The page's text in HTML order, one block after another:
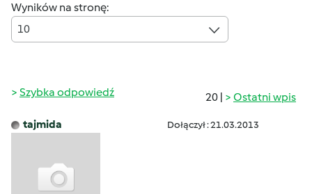
Wyników na stronę:
10
20 | Ostatni wpis
Szybka odpowiedź
tajmida Dołączył : 21.03.2013